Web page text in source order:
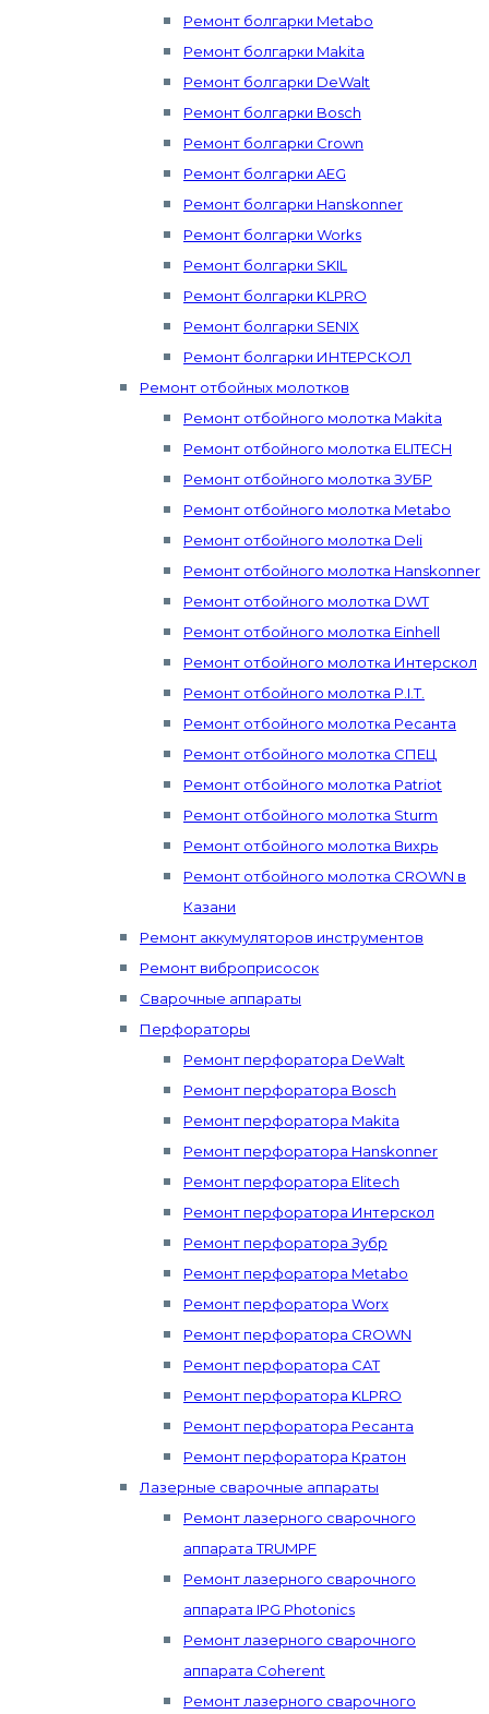
Ремонт болгарки Metabo
Ремонт болгарки Makita
Ремонт болгарки DeWalt
Ремонт болгарки Bosch
Ремонт болгарки Crown
Ремонт болгарки AEG
Ремонт болгарки Hanskonner
Ремонт болгарки Works
Ремонт болгарки SKIL
Ремонт болгарки KLPRO
Ремонт болгарки SENIX
Ремонт болгарки ИНТЕРСКОЛ
Ремонт отбойных молотков
Ремонт отбойного молотка Makita
Ремонт отбойного молотка ELITECH
Ремонт отбойного молотка ЗУБР
Ремонт отбойного молотка Metabo
Ремонт отбойного молотка Deli
Ремонт отбойного молотка Hanskonner
Ремонт отбойного молотка DWT
Ремонт отбойного молотка Einhell
Ремонт отбойного молотка Интерскол
Ремонт отбойного молотка P.I.T.
Ремонт отбойного молотка Ресанта
Ремонт отбойного молотка СПЕЦ
Ремонт отбойного молотка Patriot
Ремонт отбойного молотка Sturm
Ремонт отбойного молотка Вихрь
Ремонт отбойного молотка CROWN в
Казани
Ремонт аккумуляторов инструментов
Ремонт виброприсосок
Сварочные аппараты
Перфораторы
Ремонт перфоратора DeWalt
Ремонт перфоратора Bosch
Ремонт перфоратора Makita
Ремонт перфоратора Hanskonner
Ремонт перфоратора Elitech
Ремонт перфоратора Интерскол
Ремонт перфоратора Зубр
Ремонт перфоратора Metabo
Ремонт перфоратора Worx
Ремонт перфоратора CROWN
Ремонт перфоратора CAT
Ремонт перфоратора KLPRO
Ремонт перфоратора Ресанта
Ремонт перфоратора Кратон
Лазерные сварочные аппараты
Ремонт лазерного сварочного
аппарата TRUMPF
Ремонт лазерного сварочного
аппарата IPG Photonics
Ремонт лазерного сварочного
аппарата Coherent
Ремонт лазерного сварочного